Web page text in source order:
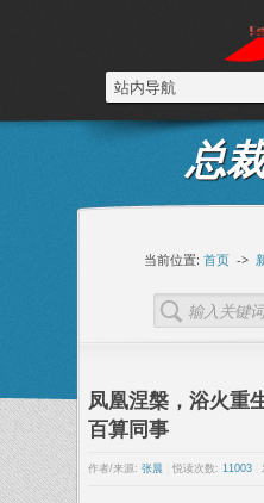
总
当前位置: 首页 ->
凤凰涅槃，浴火
百算同事
作者/来源: 张晨 悦读次数: 11003